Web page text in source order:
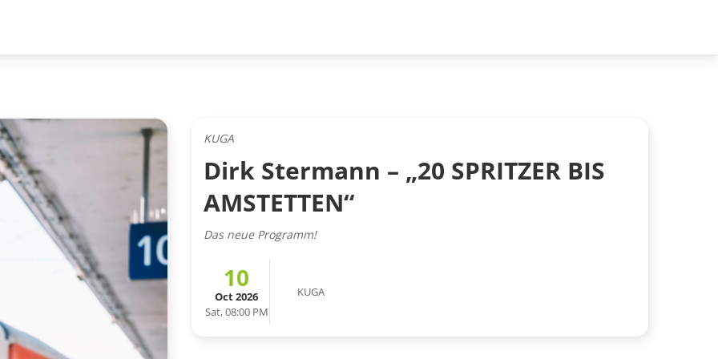
KUGA
Dirk Stermann – „20 SPRITZER BIS
AMSTETTEN“
Das neue Programm!
10
Oct 2026
Sat, 08:00 PM
KUGA